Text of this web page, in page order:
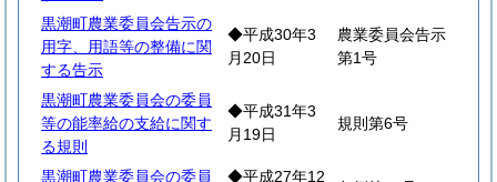
黒潮町農業委員会告示の
用字、用語等の整備に関
する告示
◆平成30年3
月20日
農業委員会告示
第1号
黒潮町農業委員会の委員
等の能率給の支給に関す
る規則
◆平成31年3
月19日
規則第6号
黒潮町農業委員会の委員
◆平成27年12